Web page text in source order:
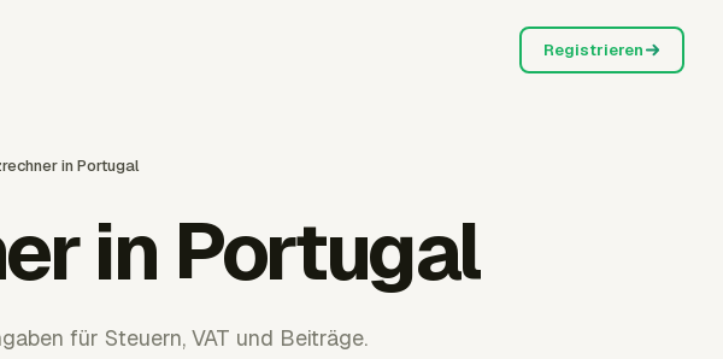
Registrieren
in Portugal
in Portugal
für Steuern, VAT und Beiträge.